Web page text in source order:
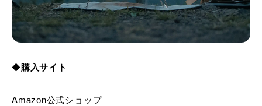
◆購入サイト
Amazon公式ショップ